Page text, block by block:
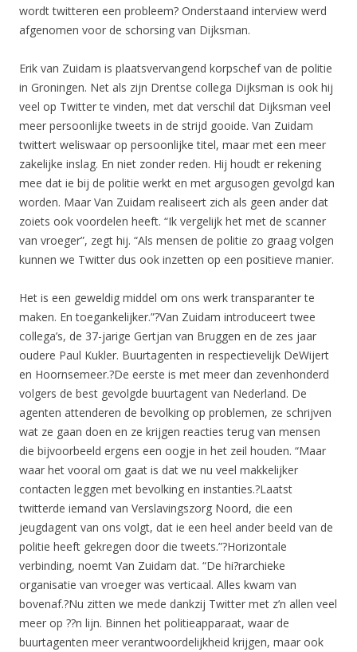
wordt twitteren een probleem? Onderstaand interview werd
afgenomen voor de schorsing van Dijksman.
Erik van Zuidam is plaatsvervangend korpschef van de politie
in Groningen. Net als zijn Drentse collega Dijksman is ook hij
veel op Twitter te vinden, met dat verschil dat Dijksman veel
meer persoonlijke tweets in de strijd gooide. Van Zuidam
twittert weliswaar op persoonlijke titel, maar met een meer
zakelijke inslag. En niet zonder reden. Hij houdt er rekening
mee dat ie bij de politie werkt en met argusogen gevolgd kan
worden. Maar Van Zuidam realiseert zich als geen ander dat
zoiets ook voordelen heeft. “Ik vergelijk het met de scanner
van vroeger”, zegt hij. “Als mensen de politie zo graag volgen
kunnen we Twitter dus ook inzetten op een positieve manier.
Het is een geweldig middel om ons werk transparanter te
maken. En toegankelijker.”?Van Zuidam introduceert twee
collega’s, de 37-jarige Gertjan van Bruggen en de zes jaar
oudere Paul Kukler. Buurtagenten in respectievelijk DeWijert
en Hoornsemeer.?De eerste is met meer dan zevenhonderd
volgers de best gevolgde buurtagent van Nederland. De
agenten attenderen de bevolking op problemen, ze schrijven
wat ze gaan doen en ze krijgen reacties terug van mensen
die bijvoorbeeld ergens een oogje in het zeil houden. “Maar
waar het vooral om gaat is dat we nu veel makkelijker
contacten leggen met bevolking en instanties.?Laatst
twitterde iemand van Verslavingszorg Noord, die een
jeugdagent van ons volgt, dat ie een heel ander beeld van de
politie heeft gekregen door die tweets.”?Horizontale
verbinding, noemt Van Zuidam dat. “De hi?rarchieke
organisatie van vroeger was verticaal. Alles kwam van
bovenaf.?Nu zitten we mede dankzij Twitter met z’n allen veel
meer op ??n lijn. Binnen het politieapparaat, waar de
buurtagenten meer verantwoordelijkheid krijgen, maar ook